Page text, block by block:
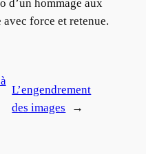
d’un hommage aux
force et retenue.
L’engendrement
des images
→